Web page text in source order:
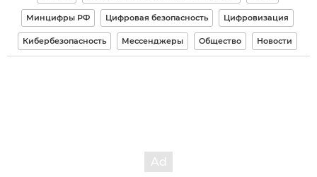
Минцифры РФ Цифровая безопасность Цифровизация
Кибербезопасность Мессенджеры Общество Новости